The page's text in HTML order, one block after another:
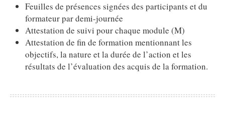
Feuilles de présences signées des participants et du
formateur par demi-journée
Attestation de suivi pour chaque module (M)
Attestation de fin de formation mentionnant les
objectifs, la nature et la durée de l’action et les
résultats de l’évaluation des acquis de la formation.